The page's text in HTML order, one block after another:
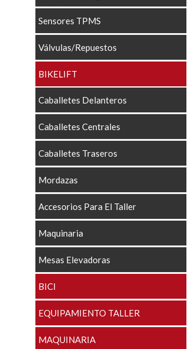
Sensores TPMS
Válvulas/Repuestos
BIKELIFT
Caballetes Delanteros
Caballetes Centrales
Caballetes Traseros
Mordazas
Accesorios Para El Taller
Maquinaria
Mesas Elevadoras
BICI
EQUIPAMIENTO TALLER
MAQUINARIA